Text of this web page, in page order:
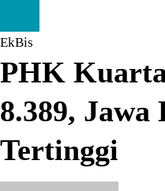
EkBis
PHK
8.389, Jawa
Tertinggi